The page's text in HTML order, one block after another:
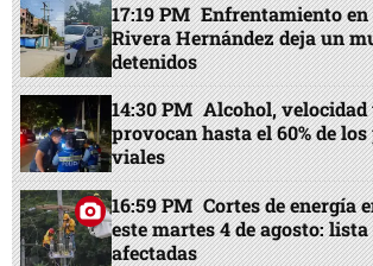
17:19 PM Enfrentamiento en
Rivera Hernández deja un
detenidos
14:30 PM Alcohol,
provocan hasta el 60% de
viales
16:59 PM Cortes de energía
este martes 4 de agosto:
afectadas